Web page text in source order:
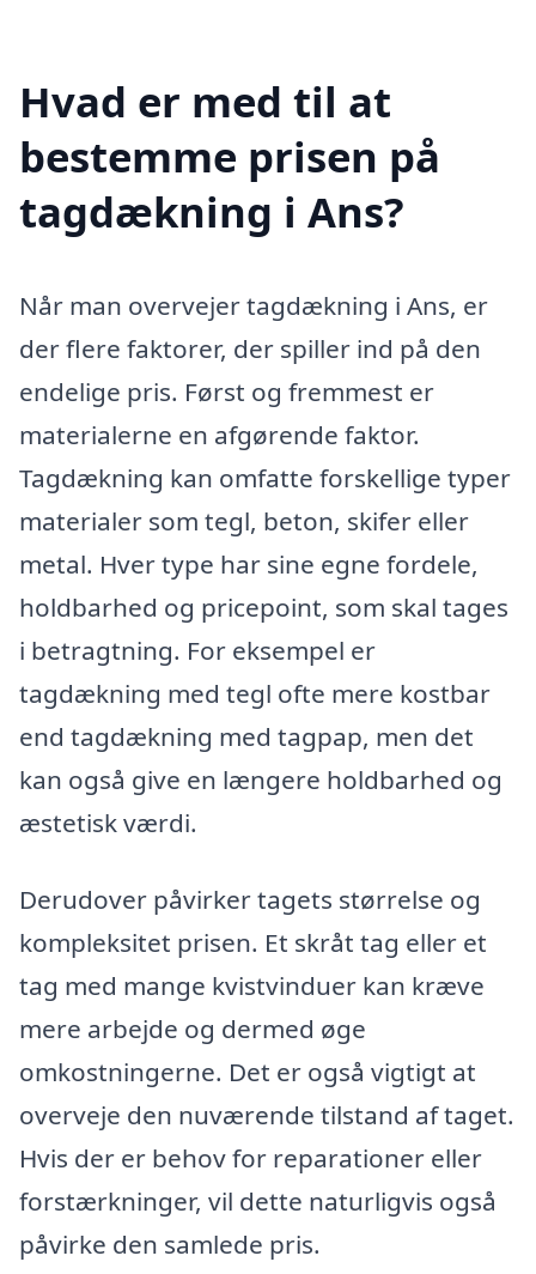
Hvad er med til at
bestemme prisen på
tagdækning i Ans?
Når man overvejer tagdækning i Ans, er
der flere faktorer, der spiller ind på den
endelige pris. Først og fremmest er
materialerne en afgørende faktor.
Tagdækning kan omfatte forskellige typer
materialer som tegl, beton, skifer eller
metal. Hver type har sine egne fordele,
holdbarhed og pricepoint, som skal tages
i betragtning. For eksempel er
tagdækning med tegl ofte mere kostbar
end tagdækning med tagpap, men det
kan også give en længere holdbarhed og
æstetisk værdi.
Derudover påvirker tagets størrelse og
kompleksitet prisen. Et skråt tag eller et
tag med mange kvistvinduer kan kræve
mere arbejde og dermed øge
omkostningerne. Det er også vigtigt at
overveje den nuværende tilstand af taget.
Hvis der er behov for reparationer eller
forstærkninger, vil dette naturligvis også
påvirke den samlede pris.